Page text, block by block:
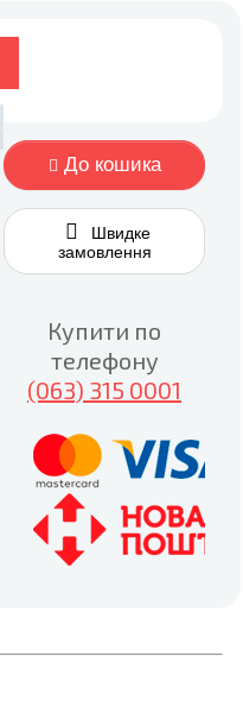
До кошика
Швидке
замовлення
Купити по
телефону
(063) 315 0001